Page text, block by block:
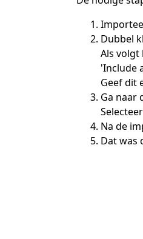
Dubbel
Als volgt
'Include
Geef dit
Ga naar
Na de
Dat was